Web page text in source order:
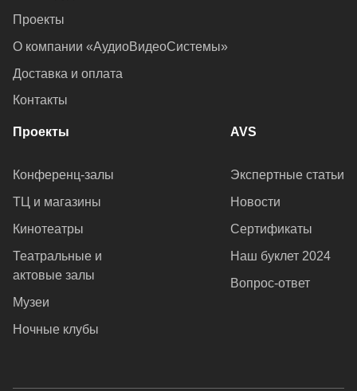
Проекты
О компании «АудиоВидеоСистемы»
Доставка и оплата
Контакты
Проекты
Конференц-залы
ТЦ и магазины
Кинотеатры
Театральные и
актовые залы
Музеи
Ночные клубы
AVS
Экспертные статьи
Новости
Сертификаты
Наш буклет 2024
Вопрос-ответ